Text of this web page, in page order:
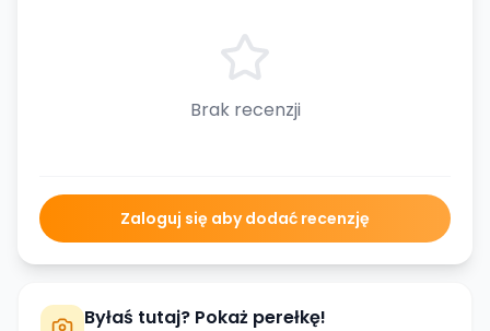
Brak recenzji
Zaloguj się aby dodać recenzję
Byłaś tutaj? Pokaż perełkę!